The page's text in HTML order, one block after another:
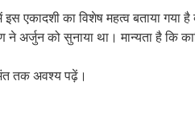
एकादशी का विशेष महत्व बताया गया
को सुनाया था। मान्यता है कि
तक अवश्य पढ़ें।